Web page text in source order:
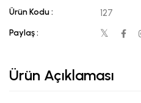
Ürün Kodu : 127
Paylaş :
Ürün Açıklaması